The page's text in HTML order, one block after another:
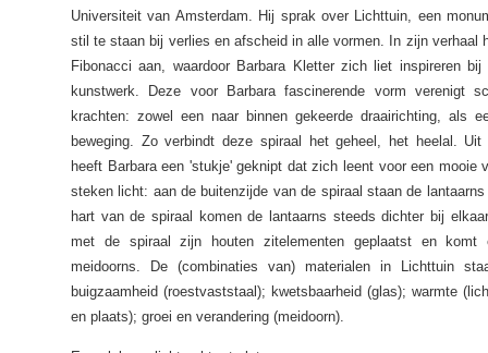
Universiteit van Amsterdam. Hij sprak over Lichttuin, een
stil te staan bij verlies en afscheid in alle vormen. In zijn verhaal
Fibonacci aan, waardoor Barbara Kletter zich liet inspireren
kunstwerk. Deze voor Barbara fascinerende vorm verenigt
krachten: zowel een naar binnen gekeerde draairichting, als
beweging. Zo verbindt deze spiraal het geheel, het heelal. Uit
heeft Barbara een 'stukje' geknipt dat zich leent voor een mooie
steken licht: aan de buitenzijde van de spiraal staan de
hart van de spiraal komen de lantaarns steeds dichter bij
met de spiraal zijn houten zitelementen geplaatst en komt
meidoorns. De (combinaties van) materialen in Lichttuin
buigzaamheid (roestvaststaal); kwetsbaarheid (glas); warmte
en plaats); groei en verandering (meidoorn).